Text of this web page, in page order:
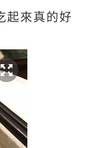
起來真的好